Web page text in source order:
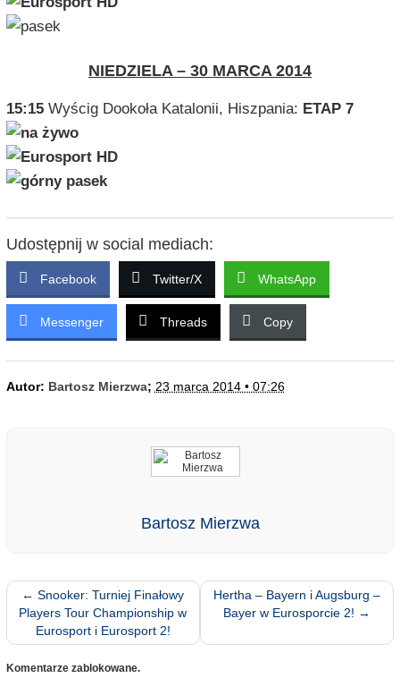
NIEDZIELA – 30 MARCA 2014
15:15Wyścig Dookoła Katalonii, Hiszpania: ETAP 7
Udostępnij w social mediach:
Facebook Twitter/X WhatsApp
Messenger Threads Copy
Autor: Bartosz Mierzwa; 23 marca 2014 • 07:26
Bartosz Mierzwa
← Snooker: Turniej Finałowy
Players Tour Championship w
Eurosport i Eurosport 2!
Hertha – Bayern i Augsburg –
Bayer w Eurosporcie 2! →
Komentarze zablokowane.